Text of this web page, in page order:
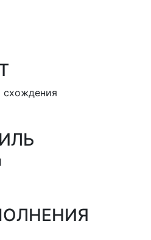
схождения